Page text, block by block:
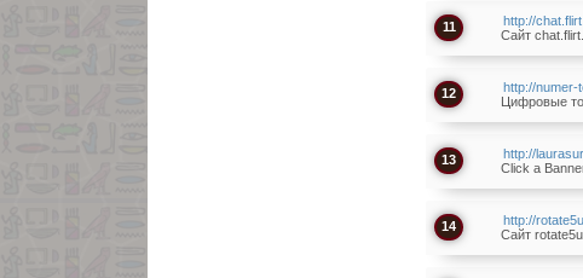
11
http://
Сайт
12
http://numer-
Цифровые
13
http://
Click a
14
http://
Сайт